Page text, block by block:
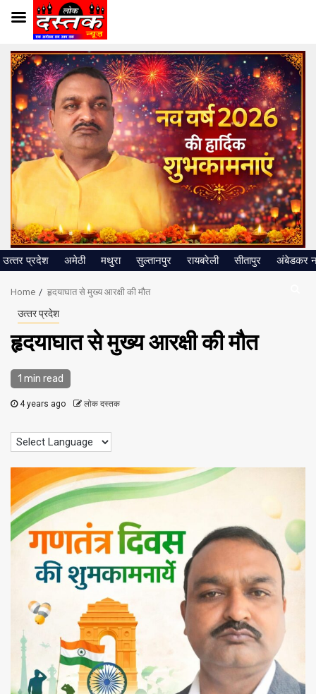
Skip
content
उत्‍तर प्रदेश अमेठी मथुरा सुल्तानपुर रायबरेली सीतापुर अंबेडकर
Home हृदयाघात से मुख्य आरक्षी की मौत
उत्‍तर प्रदेश
हृदयाघात से मुख्य आरक्षी की मौत
1 min read
4 years ago लोक दस्तक